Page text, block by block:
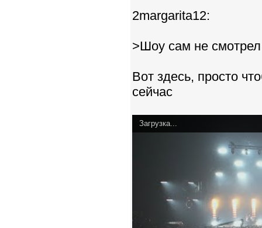
2margarita12:
>Шоу сам не
Вот здесь, просто
сейчас
Загрузка...